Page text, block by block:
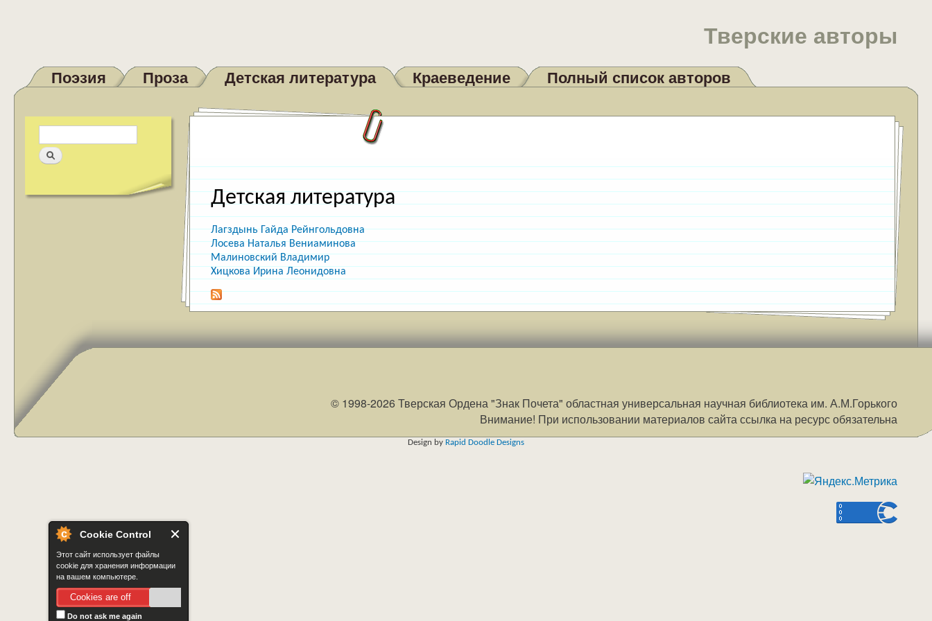
Cookie Control
Этот сайт использует файлы
cookie для хранения информации
на вашем компьютере.
Cookies are off
Do not ask me again
Тверские авторы
Главное меню
Поэзия Проза Детская литература Краеведение Полный список авторов
Детская литература
Лагздынь Гайда Рейнгольдовна
Лосева Наталья Вениаминова
Малиновский Владимир
Хицкова Ирина Леонидовна
© 1998-2026 Тверская Ордена "Знак Почета" областная универсальная научная библиотека им. А.М.Горького
Внимание! При использовании материалов сайта ссылка на ресурс обязательна
Design by Rapid Doodle Designs